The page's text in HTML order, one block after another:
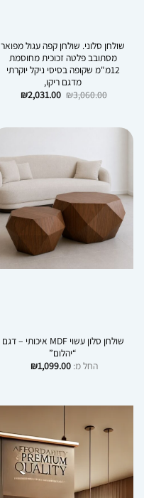
שולחן סלוני. שולחן קפה עגול מפואר
מסתובב פלטה זכוכית מחוסמת
12מ"מ שקופה בסיסי ניקל יוקרתי
מדגם ריקו,
₪3,060.00 המחיר
המקורי
₪2,031.00
שולחן סלון עשוי MDF איכותי – דגם
“יהלום”
החל מ:
₪1,099.00